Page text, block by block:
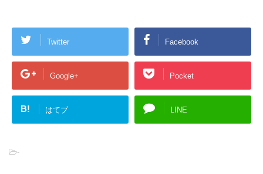
Twitter Facebook
Google+ Pocket
B! はてブ LINE
-